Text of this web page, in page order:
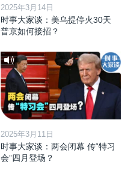
2025年3月14日
时事大家谈：美乌提停火30天
普京如何接招？
2025年3月11日
时事大家谈：两会闭幕 传“特习
会”四月登场？